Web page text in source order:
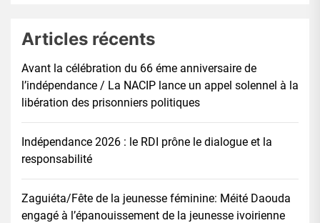
Articles récents
Avant la célébration du 66 éme anniversaire de
l’indépendance / La NACIP lance un appel solennel à la
libération des prisonniers politiques
Indépendance 2026 : le RDI prône le dialogue et la
responsabilité
Zaguiéta/Fête de la jeunesse féminine: Méité Daouda
engagé à l’épanouissement de la jeunesse ivoirienne